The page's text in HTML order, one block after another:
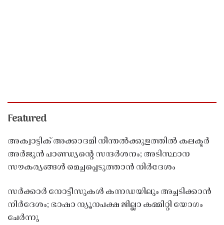
Featured
അക്വാട്ടിക് അക്കാദമി നീന്തൽക്കുളത്തിൽ കലക്ടർ
അർജുൻ പാണ്ഡ്യൻ്റെ സന്ദർശനം; അടിസ്ഥാന
സൗകര്യങ്ങൾ മെച്ചപ്പെടുത്താൻ നിർദേശം
സർക്കാർ നോട്ടീസുകൾ കന്നഡയിലും അച്ചടിക്കാൻ
നിർദേശം; ഭാഷാ ന്യൂനപക്ഷ ജില്ലാ കമ്മിറ്റി യോഗം
ചേർന്നു